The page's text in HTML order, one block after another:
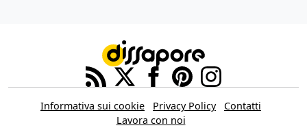
Informativa sui cookie Privacy Policy
Contatti
Lavora con noi